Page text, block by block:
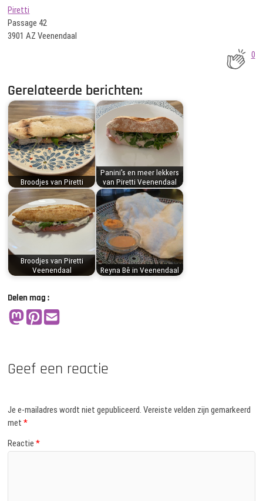
Piretti
Passage 42
3901 AZ Veenendaal
0
Gerelateerde berichten:
Broodjes van Piretti
Panini's en meer lekkers
van Piretti Veenendaal
Broodjes van Piretti
Veenendaal
Reyna Bê in Veenendaal
Delen mag :
Geef een reactie
Je e-mailadres wordt niet gepubliceerd. Vereiste velden zijn gemarkeerd
met*
Reactie*